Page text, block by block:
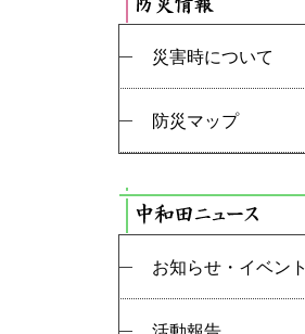
災害時について
防災マップ
お知らせ・イベント